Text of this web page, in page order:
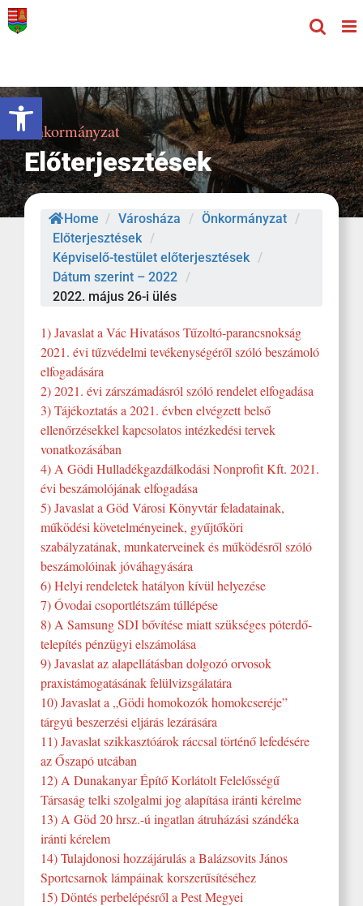
Eszköztár megnyitása
Kihagyás
Önkormányzat
Előterjesztések
Home / Városháza / Önkormányzat /
Előterjesztések /
Képviselő-testület előterjesztések /
Dátum szerint – 2022 /
2022. május 26-i ülés
1) Javaslat a Vác Hivatásos Tűzoltó-parancsnokság
2021. évi tűzvédelmi tevékenységéről szóló beszámoló
elfogadására
2) 2021. évi zárszámadásról szóló rendelet elfogadása
3) Tájékoztatás a 2021. évben elvégzett belső
ellenőrzésekkel kapcsolatos intézkedési tervek
vonatkozásában
4) A Gödi Hulladékgazdálkodási Nonprofit Kft. 2021.
évi beszámolójának elfogadása
5) Javaslat a Göd Városi Könyvtár feladatainak,
működési követelményeinek, gyűjtőköri
szabályzatának, munkaterveinek és működésről szóló
beszámolóinak jóváhagyására
6) Helyi rendeletek hatályon kívül helyezése
7) Óvodai csoportlétszám túllépése
8) A Samsung SDI bővítése miatt szükséges póterdő-
telepítés pénzügyi elszámolása
9) Javaslat az alapellátásban dolgozó orvosok
praxistámogatásának felülvizsgálatára
10) Javaslat a „Gödi homokozók homokcseréje”
tárgyú beszerzési eljárás lezárására
11) Javaslat szikkasztóárok ráccsal történő lefedésére
az Őszapó utcában
12) A Dunakanyar Építő Korlátolt Felelősségű
Társaság telki szolgalmi jog alapítása iránti kérelme
13) A Göd 20 hrsz.-ú ingatlan átruházási szándéka
iránti kérelem
14) Tulajdonosi hozzájárulás a Balázsovits János
Sportcsarnok lámpáinak korszerűsítéséhez
15) Döntés perbelépésről a Pest Megyei